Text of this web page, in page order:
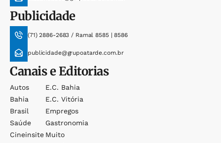
Publicidade
(71) 2886-2683 / Ramal 8585 | 8586
publicidade@grupoatarde.com.br
Canais e Editorias
Autos
Bahia
Brasil
Saúde
Cineinsite
E.c. Bahia
E.c. Vitória
Empregos
Gastronomia
Muito